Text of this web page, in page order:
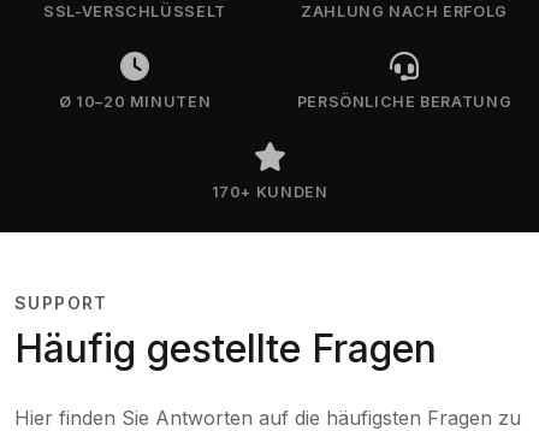
SSL-VERSCHLÜSSELT ZAHLUNG NACH ERFOLG
Ø 10–20 MINUTEN PERSÖNLICHE BERATUNG
170+ KUNDEN
SUPPORT
Häufig gestellte Fragen
Hier finden Sie Antworten auf die häufigsten Fragen zu